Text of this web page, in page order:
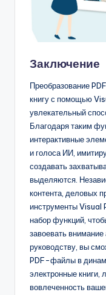
Заключение
Преобразование
книгу с помощью
увлекательный
Благодаря таким
интерактивные
и голоса ИИ,
создавать
выделяются.
контента, деловых
инструменты Visual
набор функций,
завоевать
руководству, вы
PDF-файлы в
электронные книги,
вовлеченность